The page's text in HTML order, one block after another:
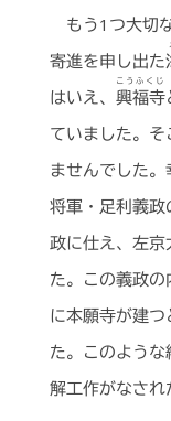
もう1つ大切
寄進を申し出た
はいえ、 興福寺
こうふくじ
ていました。
ませんでした
将軍・足利義
政に仕え、左
た。この義政
に本願寺が建
た。このよう
解工作がなされ